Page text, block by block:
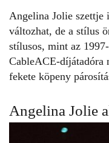
Angelina Jolie szettje
változhat, de a stílus
stílusos, mint az
CableACE-díjátadóra
fekete köpeny
Angelina Jolie